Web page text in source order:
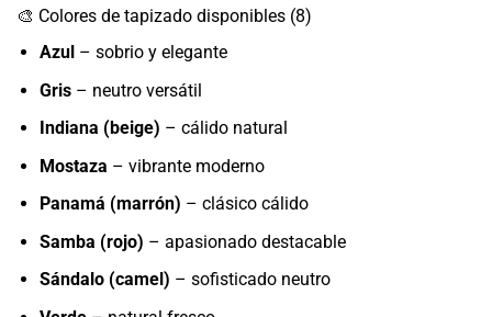
🎨 Colores de tapizado disponibles (8)
Azul– sobrio y elegante
Gris– neutro versátil
Indiana (beige) – cálido natural
Mostaza – vibrante moderno
Panamá (marrón) – clásico cálido
Samba (rojo) – apasionado destacable
Sándalo (camel) – sofisticado neutro